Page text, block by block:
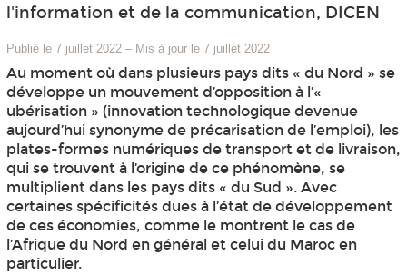
l'information et de la communication, DICEN
Publié le 7 juillet 2022 – Mis à jour le 7 juillet 2022
Au moment où dans plusieurs pays dits « du Nord » se
développe un mouvement d’opposition à l’«
ubérisation » (innovation technologique devenue
aujourd’hui synonyme de précarisation de l’emploi), les
plates-formes numériques de transport et de livraison,
qui se trouvent à l’origine de ce phénomène, se
multiplient dans les pays dits « du Sud ». Avec
certaines spécificités dues à l’état de développement
de ces économies, comme le montrent le cas de
l’Afrique du Nord en général et celui du Maroc en
particulier.